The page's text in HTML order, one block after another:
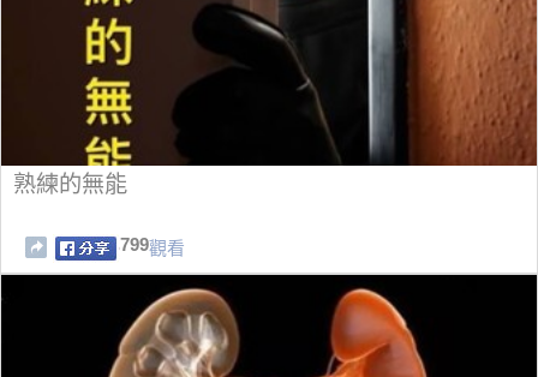
熟練的無能
799觀看